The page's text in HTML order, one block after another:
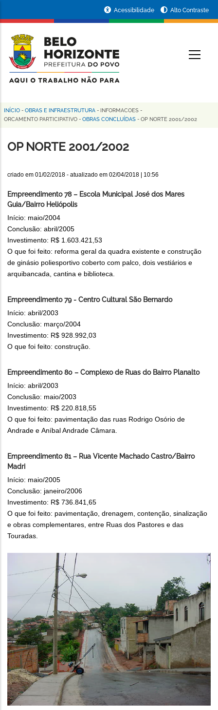
conteúdo
principal
da
Prefeitura
de
Horizonte
Acessibilidade Alto Contraste
Trilha
navegação
INÍCIO - OBRAS E INFRAESTRUTURA - INFORMACOES -
ORCAMENTO PARTICIPATIVO - OBRAS CONCLUÍDAS - OP NORTE 2001/2002
OP NORTE 2001/2002
criado em 01/02/2018 - atualizado em 02/04/2018 | 10:56
Empreendimento 78 – Escola Municipal José dos Mares
Guia/Bairro Heliópolis
Início: maio/2004
Conclusão: abril/2005
Investimento: R$ 1.603.421,53
O que foi feito: reforma geral da quadra existente e construção
de ginásio poliesportivo coberto com palco, dois vestiários e
arquibancada, cantina e biblioteca.
Empreendimento 79 - Centro Cultural São Bernardo
Início: abril/2003
Conclusão: março/2004
Investimento: R$ 928.992,03
O que foi feito: construção.
Empreendimento 80 – Complexo de Ruas do Bairro Planalto
Início: abril/2003
Conclusão: maio/2003
Investimento: R$ 220.818,55
O que foi feito: pavimentação das ruas Rodrigo Osório de
Andrade e Aníbal Andrade Câmara.
Empreendimento 81 – Rua Vicente Machado Castro/Bairro
Madri
Início: maio/2005
Conclusão: janeiro/2006
Investimento: R$ 736.841,65
O que foi feito: pavimentação, drenagem, contenção, sinalização
e obras complementares, entre Ruas dos Pastores e das
Touradas.